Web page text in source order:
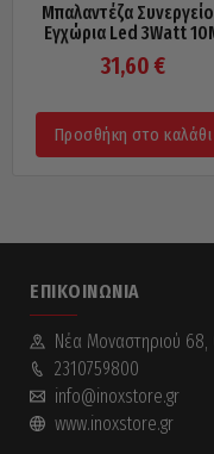
Μπαλαντέζα
Εγχώρια Led 3Watt
31,60 €
Προσθήκη στο καλάθι
ΕΠΙΚΟΙΝΩΝΊΑ
Νέα Mοναστηριού
2310759800
info@inoxstore.gr
www.inoxstore.gr